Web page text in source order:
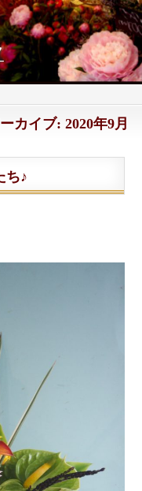
カイブ: 2020年9月
ち♪